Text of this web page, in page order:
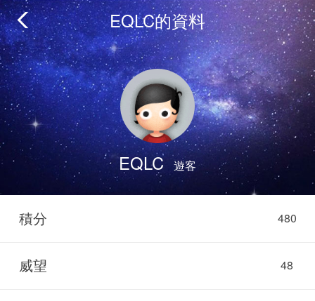
EQLC的資料
EQLC 遊客
480
積分
48
威望